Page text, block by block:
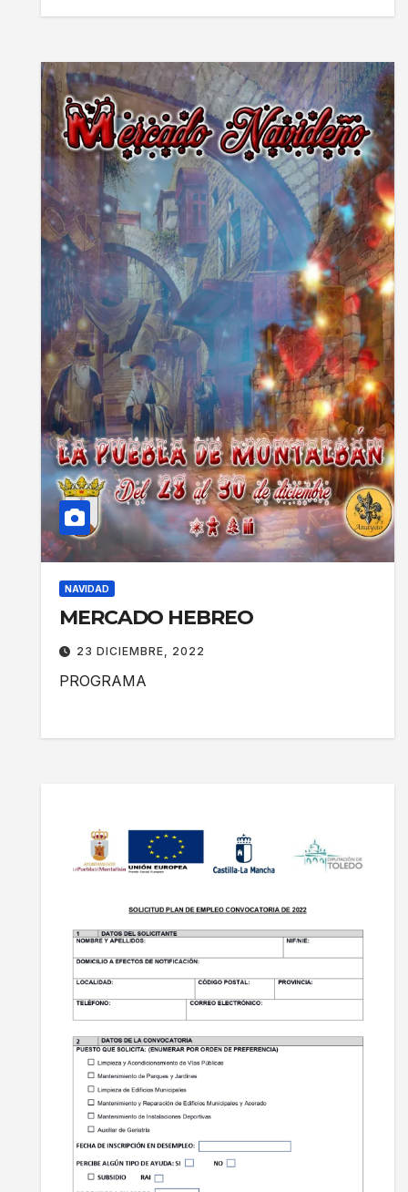
NAVIDAD
MERCADO HEBREO
23 DICIEMBRE, 2022
PROGRAMA